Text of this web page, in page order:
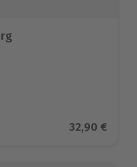
1 BewertungenAktueller
32,90 €